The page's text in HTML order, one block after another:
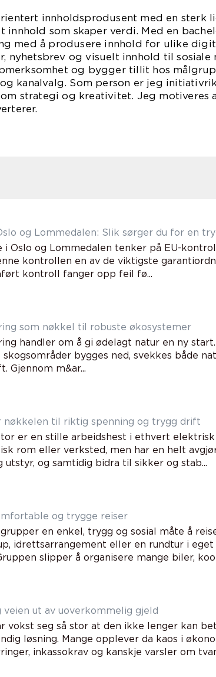
innholdsprodusent med en sterk
innhold som skaper verdi. Med en
med å produsere innhold for ulike
nyhetsbrev og visuelt innhold til sosiale
og bygger tillit hos
kanalvalg. Som person er jeg
strategi og kreativitet. Jeg motiveres
og Lommedalen: Slik sørger du for en
i Oslo og Lommedalen tenker på EU-
kontrollen en av de viktigste
kontroll fanger opp feil fø...
som nøkkel til robuste økosystemer
handler om å gi ødelagt natur en ny
bygges ned, svekkes både
Gjennom m&ar...
Transformator nøkkelen til riktig spenning og trygg drift
er en stille arbeidshest i ethvert
rom eller verksted, men har en helt
utstyr, og samtidig bidra til sikker og stab...
og trygge reiser
en enkel, trygg og sosial måte å
idrettsarrangement eller en rundtur i eget
slipper å organisere mange biler,
Gjeldssanering veien ut av uoverkommelig gjeld
vokst seg så stor at den ikke lenger kan
løsning. Mange opplever da kaos i
inkassokrav og kanskje varsler om